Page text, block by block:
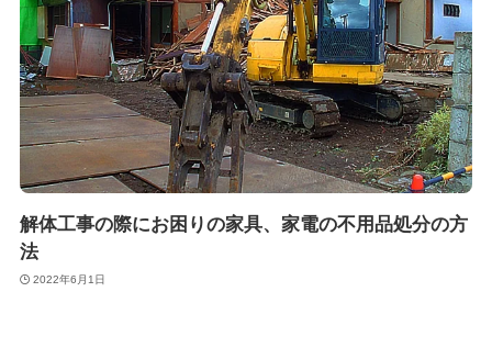
解体工事の際にお困りの家具、家電の不用品処分の方
法
2022年6月1日